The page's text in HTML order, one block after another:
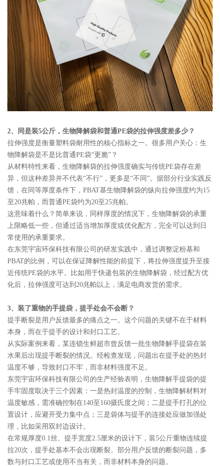
2、同是装5公斤，生物降解袋和普通PE袋的拉伸强度差多少？
拉伸强度是衡量塑料袋耐用性的核心指标之一。很多用户关心：生
物降解袋是不是比普通PE袋“更脆”？
从材料特性来看，生物降解袋的拉伸强度确实与传统PE袋存在差
异，但这种差异并不代表“不行”，更多是“不同”。据部分行业实践反
馈，在同等厚度条件下，PBAT基生物降解袋的纵向拉伸强度约为15
至20兆帕，而普通PE袋约为20至25兆帕。
这意味着什么？简单来说，同样厚度的情况下，生物降解袋的承重
上限略低一些，但通过适当增加厚度或优化配方，完全可以达到日
常使用的承重要求。
在东莞宇宙环保科技有限公司的研发实践中，通过调整淀粉基和
PBAT的比例，可以在保证降解性能的前提下，将拉伸强度提升至接
近传统PE袋的水平。比如用于快递包装的生物降解袋，经过配方优
化后，拉伸强度可达到20兆帕以上，满足电商发货的需求。
3、装了重物的手提袋，提手处会不会断？
提手断裂是用户反馈最多的痛点之一。这个问题的关键不在于材料
本身，而在于提手的设计和封口工艺。
从实际案例来看，某连锁生鲜超市曾反馈一批生物降解手提袋在装
水果后出现提手断裂的情况。经检查发现，问题出在提手处的热封
温度不够，导致封口不牢，而非材料强度不足。
东莞宇宙环保科技有限公司的生产经验表明，生物降解手提袋的提
手牢固度取决于三个因素：一是热封温度的控制，生物降解材料对
温度敏感，需准确控制在140至160摄氏度之间；二是提手打孔的位
置设计，应避开受力集中点；三是袋体与提手的连接处应做加强处
理，比如采用双封边设计。
在常规厚度0.1丝、提手宽度2.5厘米的设计下，装5公斤重物连续提
拉20次，提手处基本不会出现断裂。部分用户反馈的断裂问题，多
数与封口工艺或使用不当有关，而非材料本身的问题。